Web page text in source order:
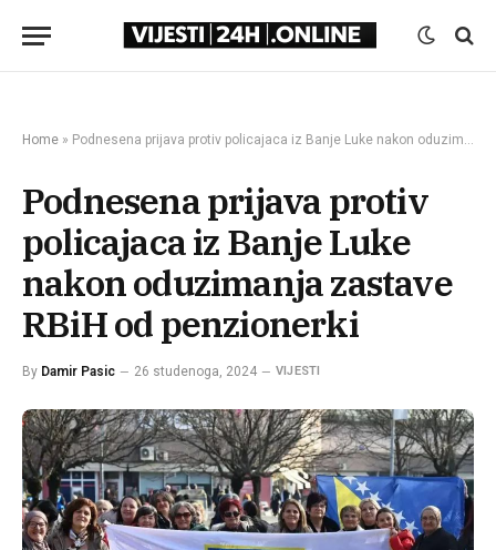
Home » Podnesena prijava protiv policajaca iz Banje Luke nakon oduzimanja zastave RBiH od penzionerki
Podnesena prijava protiv
policajaca iz Banje Luke
nakon oduzimanja zastave
RBiH od penzionerki
By Damir Pasic 26 studenoga, 2024 VIJESTI